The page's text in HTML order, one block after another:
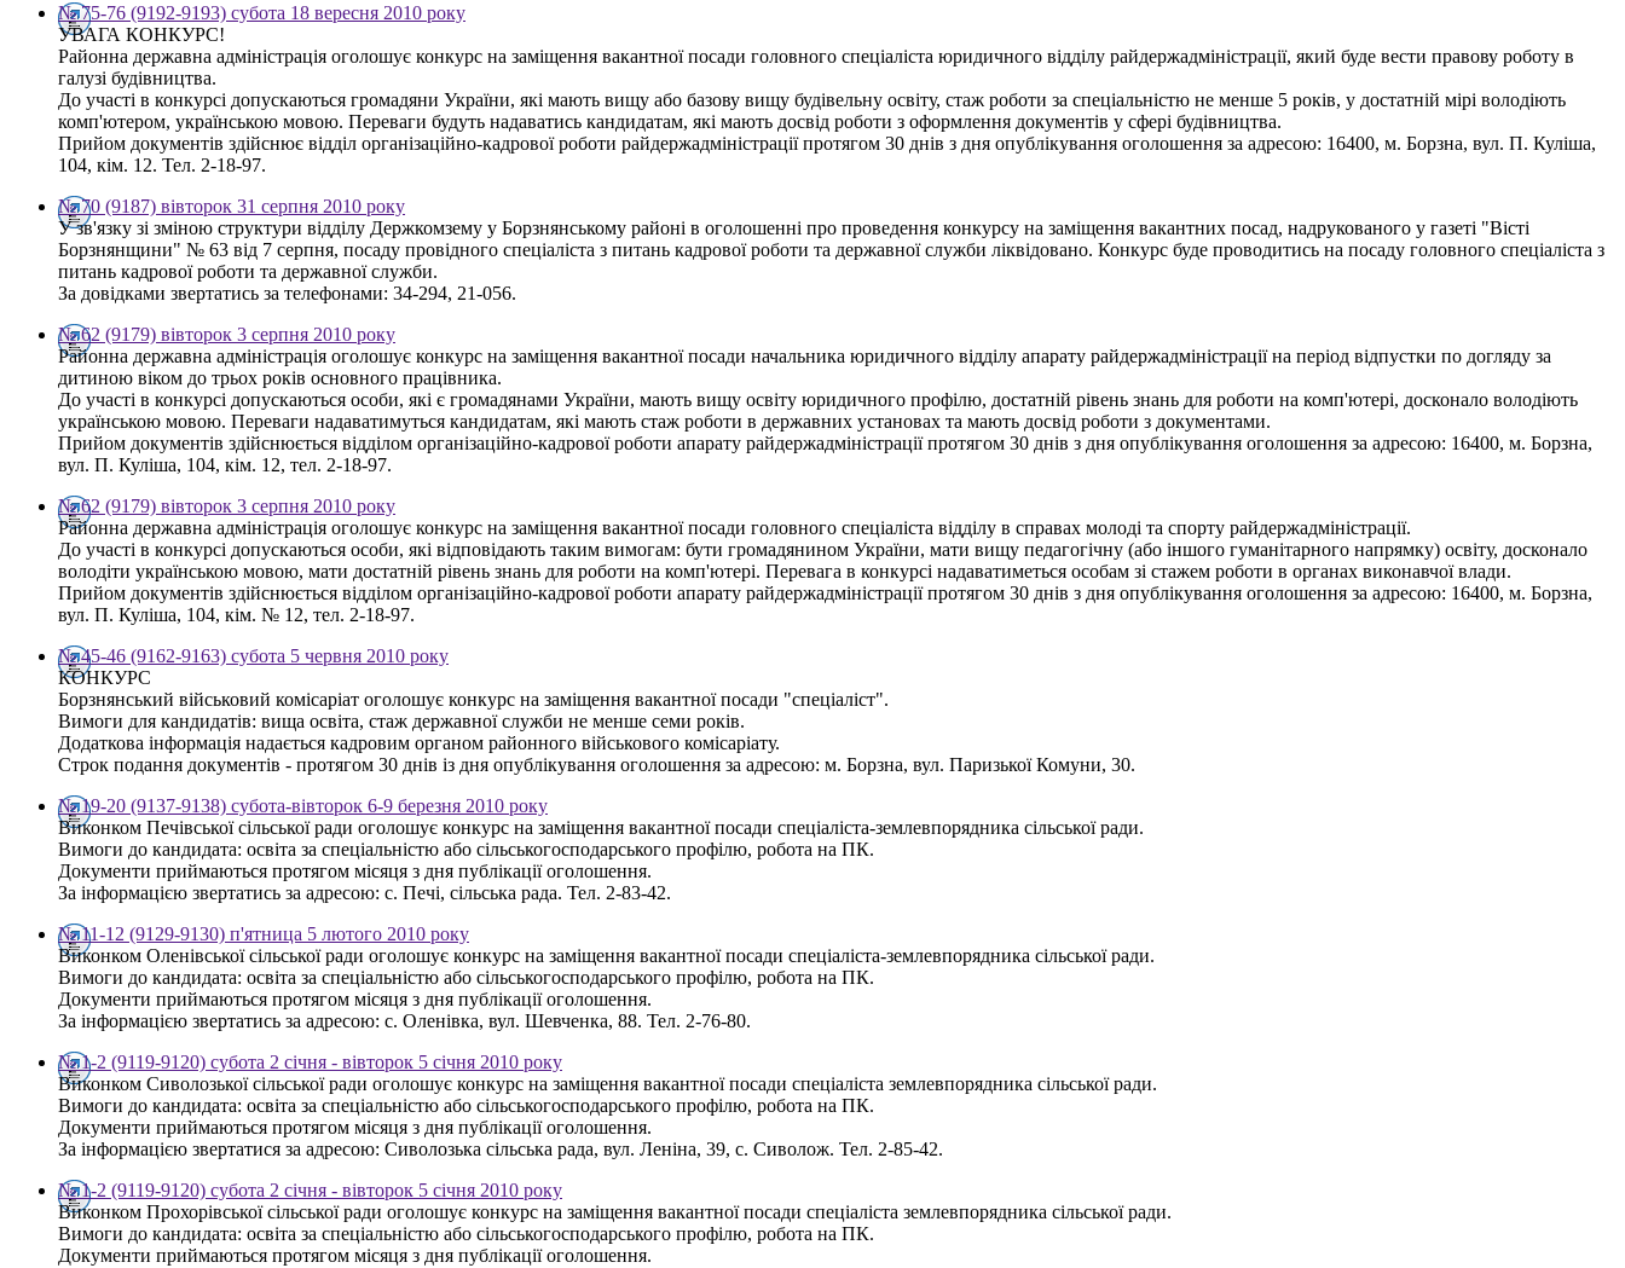
№ 75-76 (9192-9193) субота 18 вересня 2010 року
УВАГА КОНКУРС!
Районна державна адміністрація оголошує конкурс на заміщення вакантної посади головного спеціаліста юридичного відділу райдержадміністрації, який буде вести правову роботу в
галузі будівництва.
До участі в конкурсі допускаються громадяни України, які мають вищу або базову вищу будівельну освіту, стаж роботи за спеціальністю не менше 5 років, у достатній мірі володіють
комп'ютером, українською мовою. Переваги будуть надаватись кандидатам, які мають досвід роботи з оформлення документів у сфері будівництва.
Прийом документів здійснює відділ організаційно-кадрової роботи райдержадміністрації протягом 30 днів з дня опублікування оголошення за адресою: 16400, м. Борзна, вул. П. Куліша,
104, кім. 12. Тел. 2-18-97.
№ 70 (9187) вівторок 31 серпня 2010 року
У зв'язку зі зміною структури відділу Держкомзему у Борзнянському районі в оголошенні про проведення конкурсу на заміщення вакантних посад, надрукованого у газеті "Вісті
Борзнянщини" № 63 від 7 серпня, посаду провідного спеціаліста з питань кадрової роботи та державної служби ліквідовано. Конкурс буде проводитись на посаду головного спеціаліста з
питань кадрової роботи та державної служби.
За довідками звертатись за телефонами: 34-294, 21-056.
№ 62 (9179) вівторок 3 серпня 2010 року
Районна державна адміністрація оголошує конкурс на заміщення вакантної посади начальника юридичного відділу апарату райдержадміністрації на період відпустки по догляду за
дитиною віком до трьох років основного працівника.
До участі в конкурсі допускаються особи, які є громадянами України, мають вищу освіту юридичного профілю, достатній рівень знань для роботи на комп'ютері, досконало володіють
українською мовою. Переваги надаватимуться кандидатам, які мають стаж роботи в державних установах та мають досвід роботи з документами.
Прийом документів здійснюється відділом організаційно-кадрової роботи апарату райдержадміністрації протягом 30 днів з дня опублікування оголошення за адресою: 16400, м. Борзна,
вул. П. Куліша, 104, кім. 12, тел. 2-18-97.
№ 62 (9179) вівторок 3 серпня 2010 року
Районна державна адміністрація оголошує конкурс на заміщення вакантної посади головного спеціаліста відділу в справах молоді та спорту райдержадміністрації.
До участі в конкурсі допускаються особи, які відповідають таким вимогам: бути громадянином України, мати вищу педагогічну (або іншого гуманітарного напрямку) освіту, досконало
володіти українською мовою, мати достатній рівень знань для роботи на комп'ютері. Перевага в конкурсі надаватиметься особам зі стажем роботи в органах виконавчої влади.
Прийом документів здійснюється відділом організаційно-кадрової роботи апарату райдержадміністрації протягом 30 днів з дня опублікування оголошення за адресою: 16400, м. Борзна,
вул. П. Куліша, 104, кім. № 12, тел. 2-18-97.
№ 45-46 (9162-9163) субота 5 червня 2010 року
КОНКУРС
Борзнянський військовий комісаріат оголошує конкурс на заміщення вакантної посади "спеціаліст".
Вимоги для кандидатів: вища освіта, стаж державної служби не менше семи років.
Додаткова інформація надається кадровим органом районного військового комісаріату.
Строк подання документів - протягом 30 днів із дня опублікування оголошення за адресою: м. Борзна, вул. Паризької Комуни, 30.
№ 19-20 (9137-9138) субота-вівторок 6-9 березня 2010 року
Виконком Печівської сільської ради оголошує конкурс на заміщення вакантної посади спеціаліста-землевпорядника сільської ради.
Вимоги до кандидата: освіта за спеціальністю або сільськогосподарського профілю, робота на ПК.
Документи приймаються протягом місяця з дня публікації оголошення.
За інформацією звертатись за адресою: с. Печі, сільська рада. Тел. 2-83-42.
№ 11-12 (9129-9130) п'ятница 5 лютого 2010 року
Виконком Оленівської сільської ради оголошує конкурс на заміщення вакантної посади спеціаліста-землевпорядника сільської ради.
Вимоги до кандидата: освіта за спеціальністю або сільськогосподарського профілю, робота на ПК.
Документи приймаються протягом місяця з дня публікації оголошення.
За інформацією звертатись за адресою: с. Оленівка, вул. Шевченка, 88. Тел. 2-76-80.
№ 1-2 (9119-9120) субота 2 січня - вівторок 5 січня 2010 року
Виконком Сиволозької сільської ради оголошує конкурс на заміщення вакантної посади спеціаліста землевпорядника сільської ради.
Вимоги до кандидата: освіта за спеціальністю або сільськогосподарського профілю, робота на ПК.
Документи приймаються протягом місяця з дня публікації оголошення.
За інформацією звертатися за адресою: Сиволозька сільська рада, вул. Леніна, 39, с. Сиволож. Тел. 2-85-42.
№ 1-2 (9119-9120) субота 2 січня - вівторок 5 січня 2010 року
Виконком Прохорівської сільської ради оголошує конкурс на заміщення вакантної посади спеціаліста землевпорядника сільської ради.
Вимоги до кандидата: освіта за спеціальністю або сільськогосподарського профілю, робота на ПК.
Документи приймаються протягом місяця з дня публікації оголошення.